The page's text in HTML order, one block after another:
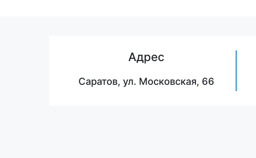
Адрес
Саратов, ул. Московская, 66